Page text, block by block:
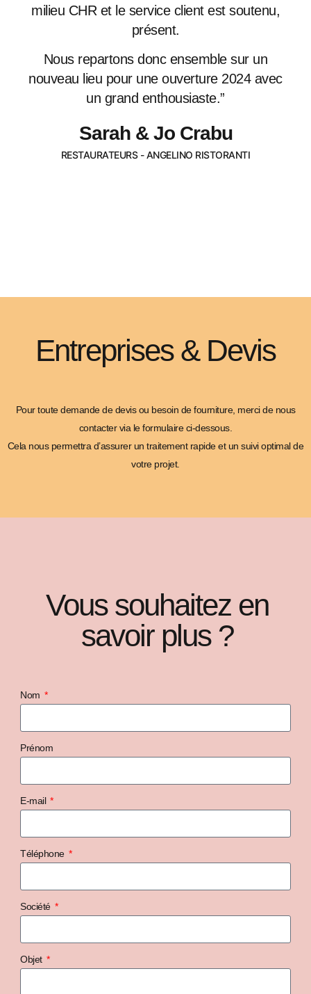
milieu CHR et le service client est soutenu,
présent.
Nous repartons donc ensemble sur un
nouveau lieu pour une ouverture 2024 avec
un grand enthousiaste.”
Sarah & Jo Crabu
RESTAURATEURS - ANGELINO RISTORANTI
Entreprises & Devis
Pour toute demande de devis ou besoin de fourniture, merci de nous
contacter via le formulaire ci-dessous.
Cela nous permettra d’assurer un traitement rapide et un suivi optimal de
votre projet.
Vous souhaitez en
savoir plus ?
Nom
Prénom
E-mail
Téléphone
Société
Objet